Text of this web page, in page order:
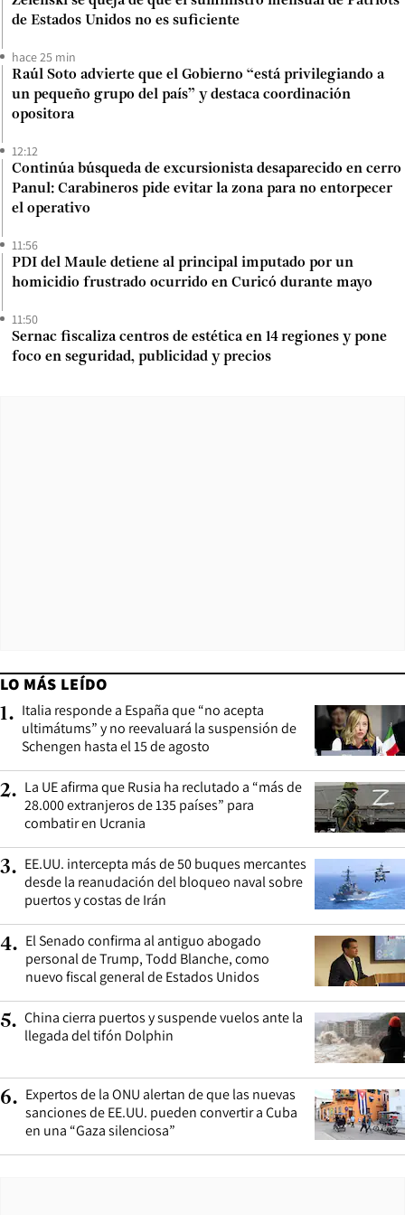
de Estados Unidos no es suficiente
hace 25 min
Raúl Soto advierte que el Gobierno “está privilegiando a
un pequeño grupo del país” y destaca coordinación
opositora
12:12
Continúa búsqueda de excursionista desaparecido en cerro
Panul: Carabineros pide evitar la zona para no entorpecer
el operativo
11:56
PDI del Maule detiene al principal imputado por un
homicidio frustrado ocurrido en Curicó durante mayo
11:50
Sernac fiscaliza centros de estética en 14 regiones y pone
foco en seguridad, publicidad y precios
LO MÁS LEÍDO
1. Italia responde a España que “no acepta
ultimátums” y no reevaluará la suspensión de
Schengen hasta el 15 de agosto
2. La UE afirma que Rusia ha reclutado a “más de
28.000 extranjeros de 135 países” para
combatir en Ucrania
3. EE.UU. intercepta más de 50 buques mercantes
desde la reanudación del bloqueo naval sobre
puertos y costas de Irán
4. El Senado confirma al antiguo abogado
personal de Trump, Todd Blanche, como
nuevo fiscal general de Estados Unidos
5. China cierra puertos y suspende vuelos ante la
llegada del tifón Dolphin
6. Expertos de la ONU alertan de que las nuevas
sanciones de EE.UU. pueden convertir a Cuba
en una “Gaza silenciosa”